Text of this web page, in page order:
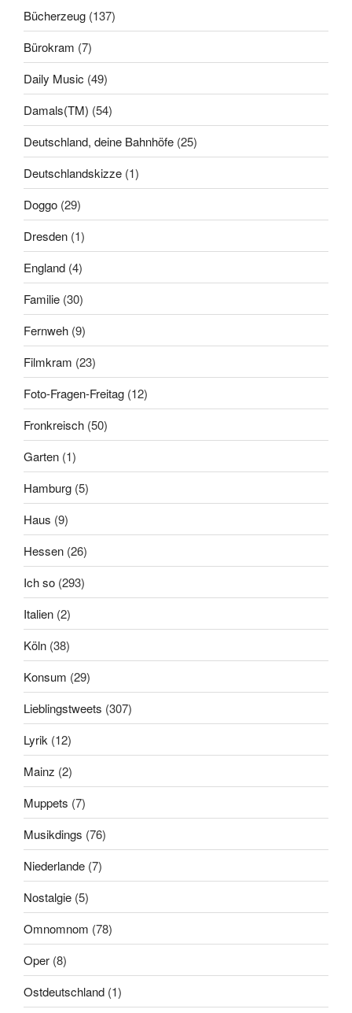
Bücherzeug (137)
Bürokram (7)
Daily Music (49)
Damals(TM) (54)
Deutschland, deine Bahnhöfe (25)
Deutschlandskizze (1)
Doggo (29)
Dresden (1)
England (4)
Familie (30)
Fernweh (9)
Filmkram (23)
Foto-Fragen-Freitag (12)
Fronkreisch (50)
Garten (1)
Hamburg (5)
Haus (9)
Hessen (26)
Ich so (293)
Italien (2)
Köln (38)
Konsum (29)
Lieblingstweets (307)
Lyrik (12)
Mainz (2)
Muppets (7)
Musikdings (76)
Niederlande (7)
Nostalgie (5)
Omnomnom (78)
Oper (8)
Ostdeutschland (1)